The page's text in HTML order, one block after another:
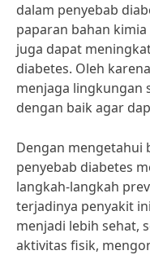
dalam penyebab
paparan bahan
juga dapat
diabetes. Oleh
menjaga lingkungan
dengan baik agar
Dengan mengetahui
penyebab diabetes
langkah-langkah
terjadinya penyakit
menjadi lebih sehat,
aktivitas fisik,